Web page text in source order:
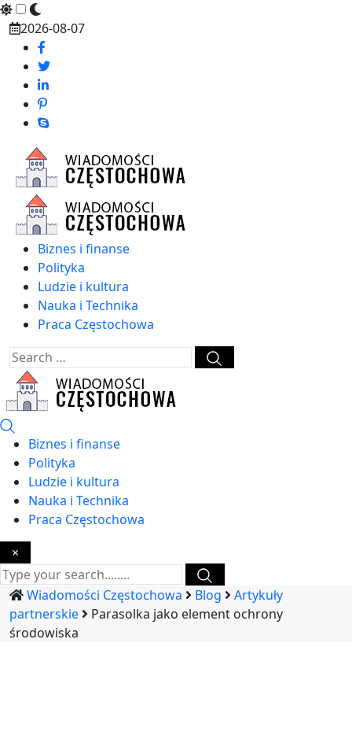
Skip
content
2026-08-07
Biznes i finanse
Polityka
Ludzie i kultura
Nauka i Technika
Praca Częstochowa
Biznes i finanse
Polityka
Ludzie i kultura
Nauka i Technika
Praca Częstochowa
×
Wiadomości Częstochowa Blog
Artykuły
partnerskie
Parasolka jako element ochrony
środowiska